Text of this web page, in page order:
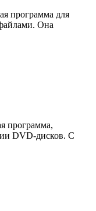
программа для
Она
программа,
DVD-дисков. С